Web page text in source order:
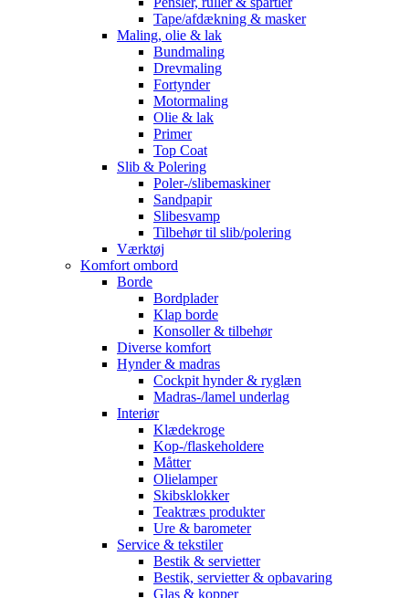
Tape/afdækning & masker
Maling, olie & lak
Bundmaling
Drevmaling
Fortynder
Motormaling
Olie & lak
Primer
Top Coat
Slib & Polering
Poler-/slibemaskiner
Sandpapir
Slibesvamp
Tilbehør til slib/polering
Værktøj
Komfort ombord
Borde
Bordplader
Klap borde
Konsoller & tilbehør
Diverse komfort
Hynder & madras
Cockpit hynder & ryglæn
Madras-/lamel underlag
Interiør
Klædekroge
Kop-/flaskeholdere
Måtter
Olielamper
Skibsklokker
Teaktræs produkter
Ure & barometer
Service & tekstiler
Bestik & servietter
Bestik, servietter & opbavaring
Glas & kopper